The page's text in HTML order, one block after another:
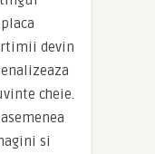
devin
cheie.
si